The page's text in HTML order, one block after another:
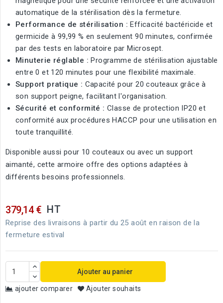
automatique de la stérilisation dès la fermeture.
Performance de stérilisation : Efficacité bactéricide et
germicide à 99,99 % en seulement 90 minutes, confirmée
par des tests en laboratoire par Microsept.
Minuterie réglable : Programme de stérilisation ajustable
entre 0 et 120 minutes pour une flexibilité maximale.
Support pratique : Capacité pour 20 couteaux grâce à
son support peigne, facilitant l'organisation.
Sécurité et conformité : Classe de protection IP20 et
conformité aux procédures HACCP pour une utilisation en
toute tranquillité.
Disponible aussi pour 10 couteaux ou avec un support
aimanté, cette armoire offre des options adaptées à
différents besoins professionnels.
379,14 € HT
Reprise des livraisons à partir du 25 août en raison de la
fermeture estival
Ajouter au panier
ajouter comparer Ajouter souhaits